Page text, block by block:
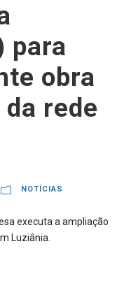
para
obra
rede
NOTÍCIAS
executa a ampliação
Luziânia.